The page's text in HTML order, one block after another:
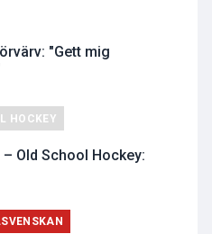
"Gett mig
HOCKEY
Old School Hockey: